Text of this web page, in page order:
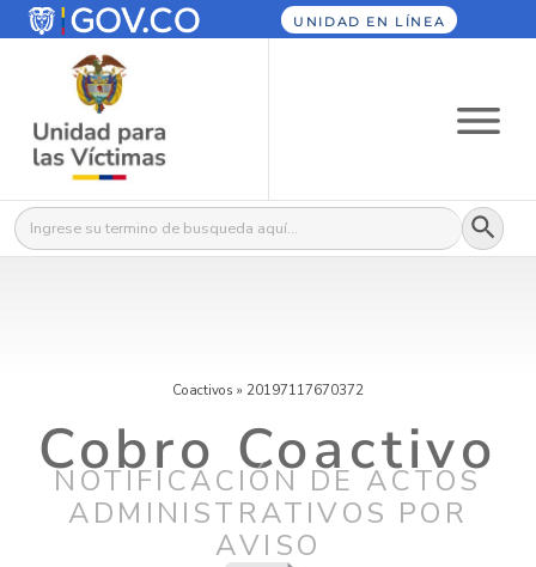
UNIDAD EN LÍNEA
Buscar: Botón
Coactivos » 20197117670372
Cobro Coactivo
NOTIFICACIÓN DE ACTOS
ADMINISTRATIVOS POR
AVISO